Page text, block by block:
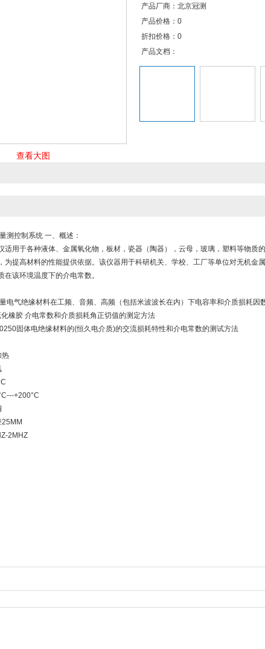
查看大图
产品厂商：北京冠测
产品价格：0
折扣价格：0
产品文档：
测控制系统 一、概述：
适用于各种液体、金属氧化物，板材，瓷器（陶器），云母，玻璃，塑料等物质
为提高材料的性能提供依据。该仪器用于科研机关、学校、工厂等单位对无机金
在该环境温度下的介电常数。
电气绝缘材料在工频、音频、高频（包括米波波长在内）下电容率和介质损耗因
橡胶 介电常数和介质损耗角正切值的测定方法
固体电绝缘材料的(恒久电介质)的交流损耗特性和介电常数的测试方法
热
+200°C
2MHZ